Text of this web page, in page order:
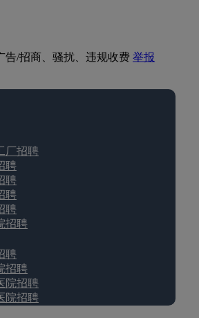
告/招商、骚扰、违规收费举报
厂招聘
聘
聘
聘
聘
招聘
聘
招聘
院招聘
院招聘